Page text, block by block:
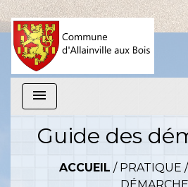
menu
Guide des
ACCUEIL / PRATIQUE /